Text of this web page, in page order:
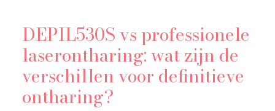
DEPIL530S vs professionele
laserontharing: wat zijn de
verschillen voor definitieve
ontharing?